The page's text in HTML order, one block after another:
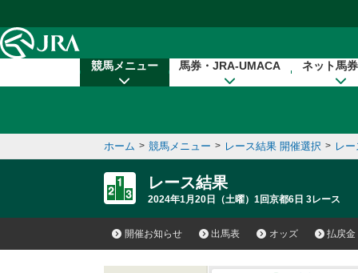
競馬メニュー 馬券・JRA-UMACA ネット馬
ホーム > 競馬メニュー > レース結果 開催選択 > レ
レース結果
2024年1月20日（土曜）1回京都6日 3レース
開催お知らせ 出馬表 オッズ 払戻金